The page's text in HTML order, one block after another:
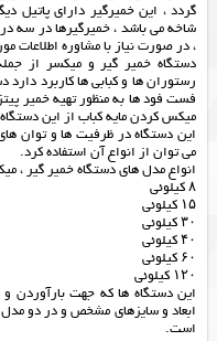
گردد ، این خمیرگیر دارای
شاخه می باشد ، خمیرگیرها در سه
، در صورت نیاز با مشاوره اطلاعات
دستگاه خمیر گیر و میکسر از
رستوران ها و کبابی ها کاربرد
فست فود ها به منظور تهیه خمیر
میکس کردن مایه کباب از این
این دستگاه در ظرفیت ها و توان
می توان از انواع آن استفاده کرد.
انواع مدل های دستگاه خمیر گیر ،
۸ کیلوئی
۱۵ کیلوئی
۳۰ کیلوئی
۴۰ کیلوئی
۶۰ کیلوئی
۱۲۰ کیلوئی
این دستگاه ها که جهت بارآوردن
ابعاد و سایزهای مشخص و در دو مدل
است.